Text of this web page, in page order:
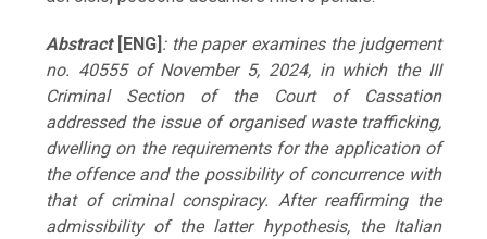
Abstract[ENG] : the paper examines the judgement
no. 40555 of November 5, 2024, in which the III
Criminal Section of the Court of Cassation
addressed the issue of organised waste trafficking,
dwelling on the requirements for the application of
the offence and the possibility of concurrence with
that of criminal conspiracy. After reaffirming the
admissibility of the latter hypothesis, the Italian